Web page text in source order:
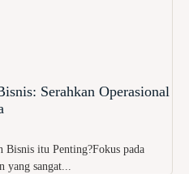
Serahkan Operasional
Bisnis itu Penting?Fokus pada
yang sangat...